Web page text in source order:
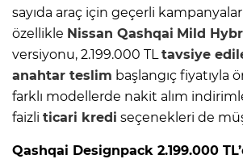
sayıda araç için geçerli
özellikle Nissan Qashqai Mild
versiyonu, 2.199.000 TL tavsiye
anahtar teslim başlangıç fiyatıyla
farklı modellerde nakit alım
faizli ticari kredi seçenekleri de
Qashqai Designpack 2.199.000